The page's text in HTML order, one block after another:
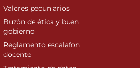
Valores pecuniarios
Buzón de ética y buen
gobierno
Reglamento escalafon
docente